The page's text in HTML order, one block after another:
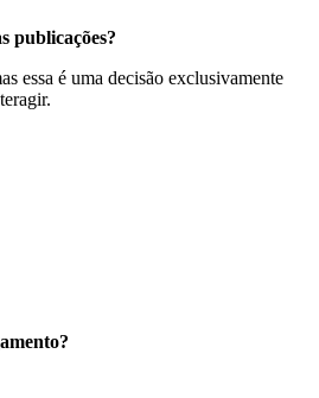
publicações?
essa é uma decisão exclusivamente